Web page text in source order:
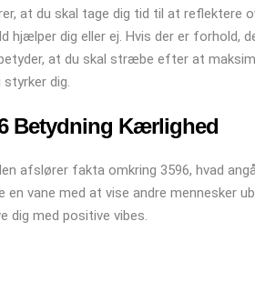
at du skal tage dig tid til at reflektere
hjælper dig eller ej. Hvis der er forhold,
at du skal stræbe efter at
styrker dig.
Betydning Kærlighed
afslører fakta omkring 3596, hvad
en vane med at vise andre mennesker
dig med positive vibes.